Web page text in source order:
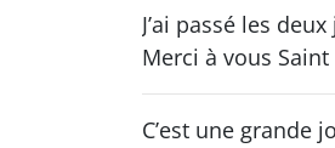
J’ai passé les
Merci à vous
C’est une grande